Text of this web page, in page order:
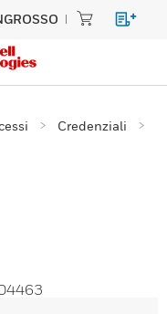
Credenziali